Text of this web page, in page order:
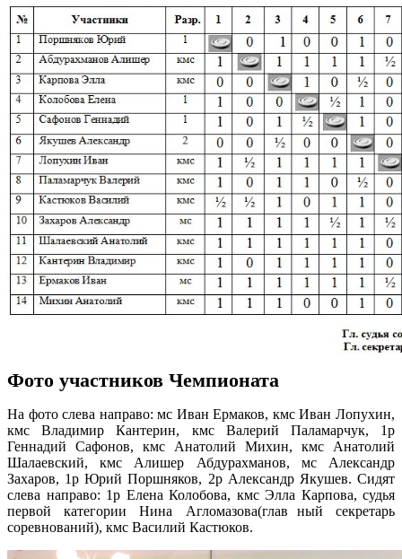
Фото участников Чемпионата
На фото слева направо: мс Иван Ермаков, кмс Иван Лопухин,
кмс Владимир Кантерин, кмс Валерий Паламарчук, 1р
Геннадий Сафонов, кмс Анатолий Михин, кмс Анатолий
Шалаевский, кмс Алишер Абдурахманов, мс Александр
Захаров, 1р Юрий Поршняков, 2р Александр Якушев. Сидят
слева направо: 1р Елена Колобова, кмс Элла Карпова, судья
первой категории Нина Агломазова(глав
ный секретарь
соревнований), кмс Василий Кастюков.